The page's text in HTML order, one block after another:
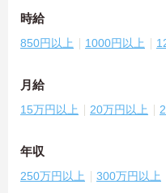
時給
850円以上 1000円以上
月給
15万円以上 20万円以上
年収
250万円以上 300万円以上